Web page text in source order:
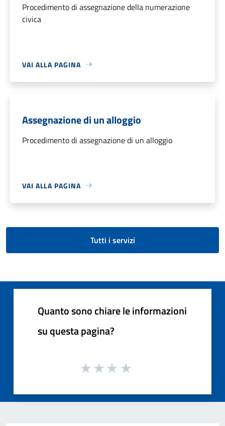
Procedimento di assegnazione della numerazione
civica
VAI ALLA PAGINA
Assegnazione di un alloggio
Procedimento di assegnazione di un alloggio
VAI ALLA PAGINA
Tutti i servizi
Quanto sono chiare le informazioni
su questa pagina?